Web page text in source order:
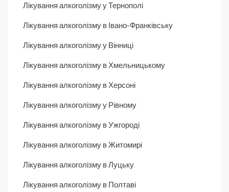
Лікування алкоголізму у Тернополі
Лікування алкоголізму в Івано-Франківську
Лікування алкоголізму у Вінниці
Лікування алкоголізму в Хмельницькому
Лікування алкоголізму в Херсоні
Лікування алкоголізму у Рівному
Лікування алкоголізму в Ужгороді
Лікування алкоголізму в Житомирі
Лікування алкоголізму в Луцьку
Лікування алкоголізму в Полтаві